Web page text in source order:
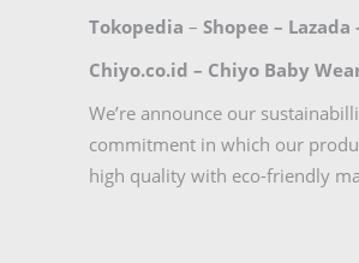
Tokopedia – Shopee – Lazada
Chiyo.co.id – Chiyo Baby
We’re announce our
commitment in which our
high quality with eco-friendly